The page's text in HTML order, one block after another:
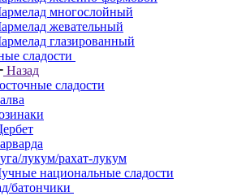
многослойный
жевательный
глазированный
сладости
Назад
сладости
лукум/рахат-лукум
национальные сладости
батончики